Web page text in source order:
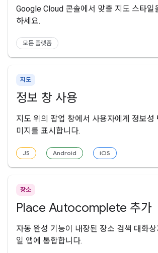
Google Cloud 콘솔에서 맞춤 지도 스타일
하세요.
모든 플랫폼
지도
정보 창 사용
지도 위의 팝업 창에서 사용자에게 정보성
미지를 표시합니다.
JS Android iOS
장소
Place Autocomplete 추가
자동 완성 기능이 내장된 장소 검색 대화
일 앱에 통합합니다.